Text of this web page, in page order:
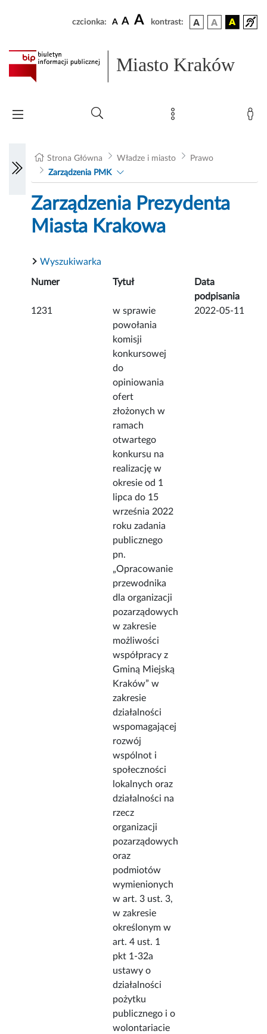
czcionka: A A A kontrast:
Miasto Kraków
Strona Główna Władze i miasto
Prawo
Zarządzenia PMK
Zarządzenia Prezydenta
Miasta Krakowa
Wyszukiwarka
Numer Tytuł
Data
podpisania
1231
w sprawie
powołania
komisji
konkursowej
do
opiniowania
ofert
złożonych w
ramach
otwartego
konkursu na
realizację w
okresie od 1
lipca do 15
września 2022
roku zadania
publicznego
pn.
„Opracowanie
przewodnika
dla organizacji
pozarządowych
w zakresie
możliwości
współpracy z
Gminą Miejską
Kraków” w
zakresie
działalności
wspomagającej
rozwój
wspólnot i
społeczności
lokalnych oraz
działalności na
rzecz
organizacji
pozarządowych
oraz
podmiotów
wymienionych
w art. 3 ust. 3,
w zakresie
określonym w
art. 4 ust. 1
pkt 1-32a
ustawy o
działalności
pożytku
publicznego i o
wolontariacie
2022-05-11